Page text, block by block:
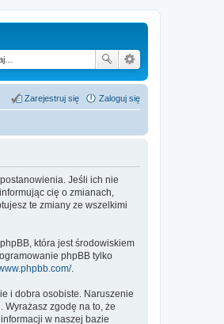
Zaloguj się
Zarejestruj się
postanowienia. Jeśli ich nie
cię o zmianach,
te zmiany ze wszelkimi
phpBB, która jest środowiskiem
phpBB tylko
.
i dobra osobiste. Naruszenie
Wyrażasz zgodę na to, że
w naszej bazie